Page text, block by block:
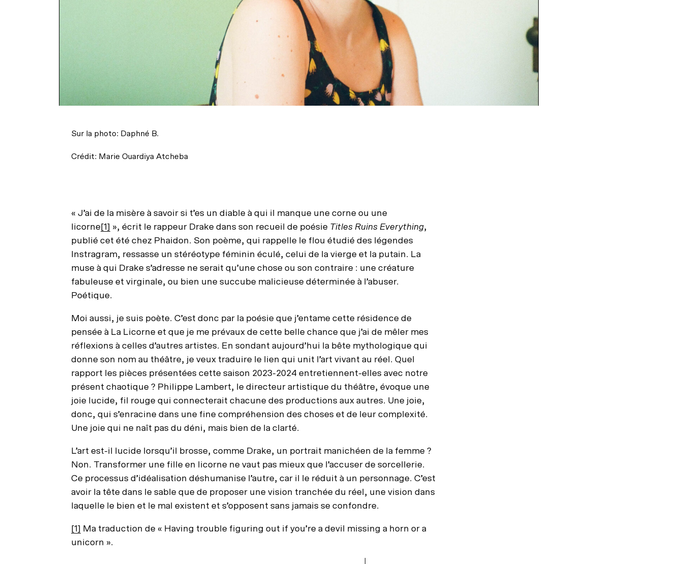
Sur la photo: Daphné B.
Crédit: Marie Ouardiya Atcheba
« J’ai de la misère à savoir si t’es un diable à qui il manque une corne ou une
licorne[1] », écrit le rappeur Drake dans son recueil de poésie Titles Ruins Everything,
publié cet été chez Phaidon. Son poème, qui rappelle le flou étudié des légendes
Instragram, ressasse un stéréotype féminin éculé, celui de la vierge et la putain. La
muse à qui Drake s’adresse ne serait qu’une chose ou son contraire : une créature
fabuleuse et virginale, ou bien une succube malicieuse déterminée à l’abuser.
Poétique.
Moi aussi, je suis poète. C’est donc par la poésie que j’entame cette résidence de
pensée à La Licorne et que je me prévaux de cette belle chance que j’ai de mêler mes
réflexions à celles d’autres artistes. En sondant aujourd’hui la bête mythologique qui
donne son nom au théâtre, je veux traduire le lien qui unit l’art vivant au réel. Quel
rapport les pièces présentées cette saison 2023-2024 entretiennent-elles avec notre
présent chaotique ? Philippe Lambert, le directeur artistique du théâtre, évoque une
joie lucide, fil rouge qui connecterait chacune des productions aux autres. Une joie,
donc, qui s’enracine dans une fine compréhension des choses et de leur complexité.
Une joie qui ne naît pas du déni, mais bien de la clarté.
L’art est-il lucide lorsqu’il brosse, comme Drake, un portrait manichéen de la femme ?
Non. Transformer une fille en licorne ne vaut pas mieux que l’accuser de sorcellerie.
Ce processus d’idéalisation déshumanise l’autre, car il le réduit à un personnage. C’est
avoir la tête dans le sable que de proposer une vision tranchée du réel, une vision dans
laquelle le bien et le mal existent et s’opposent sans jamais se confondre.
[1] Ma traduction de « Having trouble figuring out if you’re a devil missing a horn or a
unicorn ».